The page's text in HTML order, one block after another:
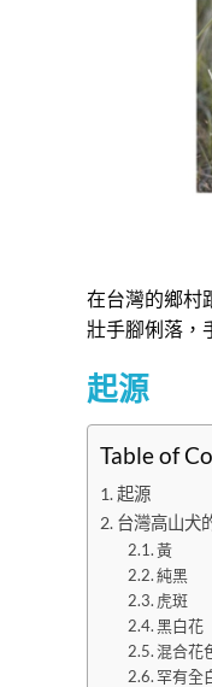
在台灣的鄉村
壯手腳俐落，
起源
Table of
起源
台灣高山犬
黃
純黑
虎斑
黑白花
混合花
罕有全